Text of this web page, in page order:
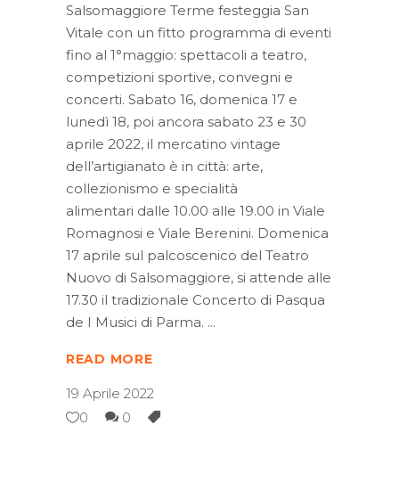
Salsomaggiore Terme festeggia San
Vitale con un fitto programma di eventi
fino al 1°maggio: spettacoli a teatro,
competizioni sportive, convegni e
concerti. Sabato 16, domenica 17 e
lunedì 18, poi ancora sabato 23 e 30
aprile 2022, il mercatino vintage
dell’artigianato è in città: arte,
collezionismo e specialità
alimentari dalle 10.00 alle 19.00 in Viale
Romagnosi e Viale Berenini. Domenica
17 aprile sul palcoscenico del Teatro
Nuovo di Salsomaggiore, si attende alle
17.30 il tradizionale Concerto di Pasqua
de I Musici di Parma.
READ MORE
19 Aprile 2022
0
0